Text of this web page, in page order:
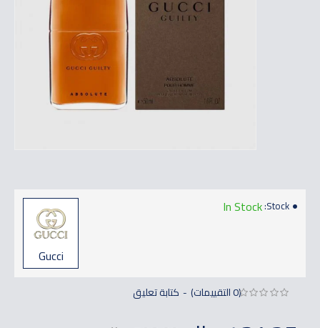
Stock:
In Stock
Gucci
(0 التقييمات) - كتابة تعليق